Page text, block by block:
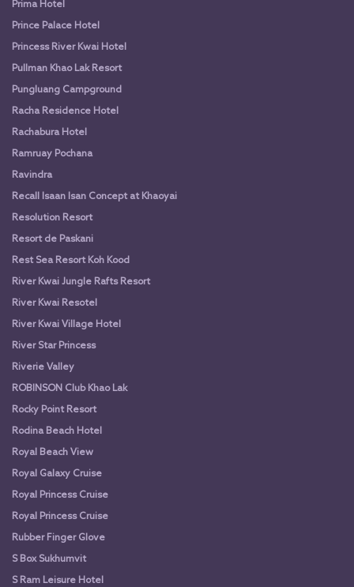
Prima Hotel
Prince Palace Hotel
Princess River Kwai Hotel
Pullman Khao Lak Resort
Pungluang Campground
Racha Residence Hotel
Rachabura Hotel
Ramruay Pochana
Ravindra
Recall Isaan Isan Concept at Khaoyai
Resolution Resort
Resort de Paskani
Rest Sea Resort Koh Kood
River Kwai Jungle Rafts Resort
River Kwai Resotel
River Kwai Village Hotel
River Star Princess
Riverie Valley
ROBINSON Club Khao Lak
Rocky Point Resort
Rodina Beach Hotel
Royal Beach View
Royal Galaxy Cruise
Royal Princess Cruise
Royal Princess Cruise
Rubber Finger Glove
S Box Sukhumvit
S Ram Leisure Hotel